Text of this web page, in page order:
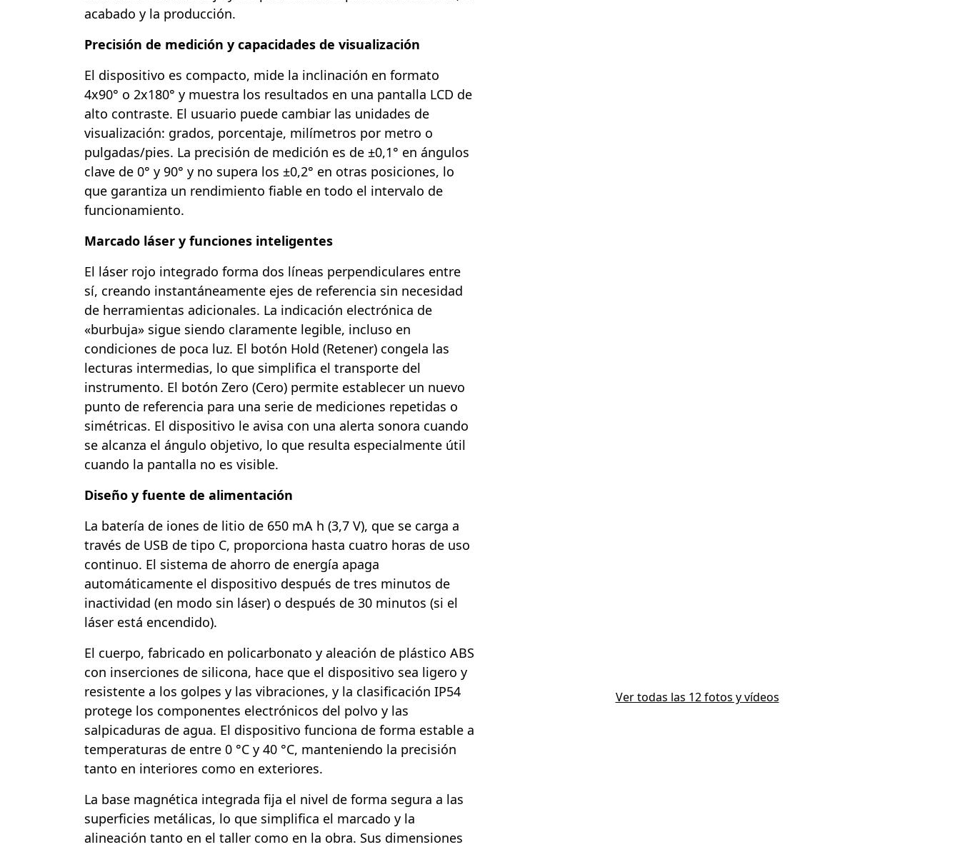
Ver todas las 12 fotos y vídeos
acabado y la producción.
Precisión de medición y capacidades de visualización
El dispositivo es compacto, mide la inclinación en formato
4x90° o 2x180° y muestra los resultados en una pantalla LCD de
alto contraste. El usuario puede cambiar las unidades de
visualización: grados, porcentaje, milímetros por metro o
pulgadas/pies. La precisión de medición es de ±0,1° en ángulos
clave de 0° y 90° y no supera los ±0,2° en otras posiciones, lo
que garantiza un rendimiento fiable en todo el intervalo de
funcionamiento.
Marcado láser y funciones inteligentes
El láser rojo integrado forma dos líneas perpendiculares entre
sí, creando instantáneamente ejes de referencia sin necesidad
de herramientas adicionales. La indicación electrónica de
«burbuja» sigue siendo claramente legible, incluso en
condiciones de poca luz. El botón Hold (Retener) congela las
lecturas intermedias, lo que simplifica el transporte del
instrumento. El botón Zero (Cero) permite establecer un nuevo
punto de referencia para una serie de mediciones repetidas o
simétricas. El dispositivo le avisa con una alerta sonora cuando
se alcanza el ángulo objetivo, lo que resulta especialmente útil
cuando la pantalla no es visible.
Diseño y fuente de alimentación
La batería de iones de litio de 650 mA h (3,7 V), que se carga a
través de USB de tipo C, proporciona hasta cuatro horas de uso
continuo. El sistema de ahorro de energía apaga
automáticamente el dispositivo después de tres minutos de
inactividad (en modo sin láser) o después de 30 minutos (si el
láser está encendido).
El cuerpo, fabricado en policarbonato y aleación de plástico ABS
con inserciones de silicona, hace que el dispositivo sea ligero y
resistente a los golpes y las vibraciones, y la clasificación IP54
protege los componentes electrónicos del polvo y las
salpicaduras de agua. El dispositivo funciona de forma estable a
temperaturas de entre 0 °C y 40 °C, manteniendo la precisión
tanto en interiores como en exteriores.
La base magnética integrada fija el nivel de forma segura a las
superficies metálicas, lo que simplifica el marcado y la
alineación tanto en el taller como en la obra. Sus dimensiones